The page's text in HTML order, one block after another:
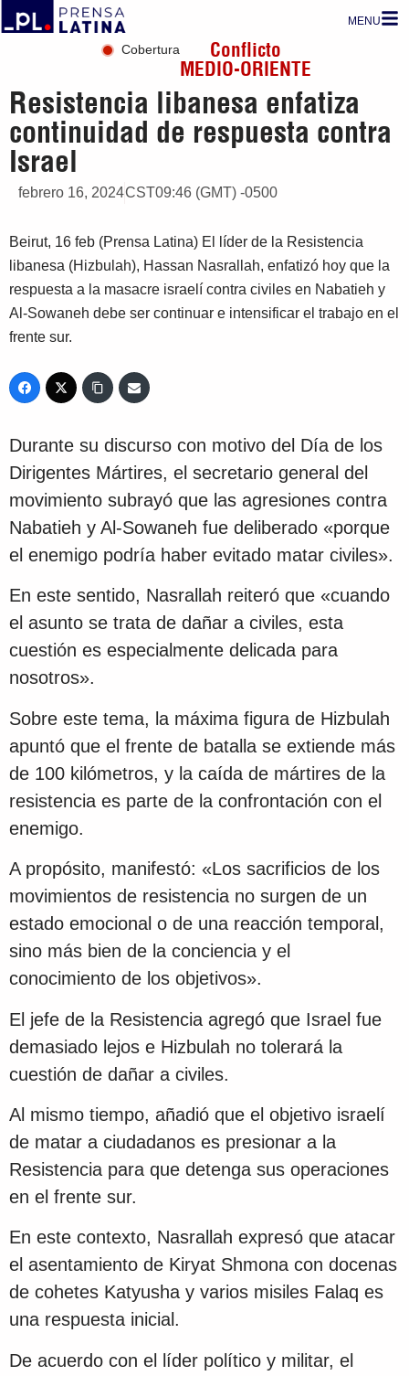
MENU
Cobertura
Conflicto
MEDIO-ORIENTE
Resistencia libanesa enfatiza
continuidad de respuesta contra
Israel
febrero 16, 2024CST09:46 (GMT) -0500
Beirut, 16 feb (Prensa Latina) El líder de la Resistencia
libanesa (Hizbulah), Hassan Nasrallah, enfatizó hoy que la
respuesta a la masacre israelí contra civiles en Nabatieh y
Al-Sowaneh debe ser continuar e intensificar el trabajo en el
frente sur.
Durante su discurso con motivo del Día de los
Dirigentes Mártires, el secretario general del
movimiento subrayó que las agresiones contra
Nabatieh y Al-Sowaneh fue deliberado «porque
el enemigo podría haber evitado matar civiles».
En este sentido, Nasrallah reiteró que «cuando
el asunto se trata de dañar a civiles, esta
cuestión es especialmente delicada para
nosotros».
Sobre este tema, la máxima figura de Hizbulah
apuntó que el frente de batalla se extiende más
de 100 kilómetros, y la caída de mártires de la
resistencia es parte de la confrontación con el
enemigo.
A propósito, manifestó: «Los sacrificios de los
movimientos de resistencia no surgen de un
estado emocional o de una reacción temporal,
sino más bien de la conciencia y el
conocimiento de los objetivos».
El jefe de la Resistencia agregó que Israel fue
demasiado lejos e Hizbulah no tolerará la
cuestión de dañar a civiles.
Al mismo tiempo, añadió que el objetivo israelí
de matar a ciudadanos es presionar a la
Resistencia para que detenga sus operaciones
en el frente sur.
En este contexto, Nasrallah expresó que atacar
el asentamiento de Kiryat Shmona con docenas
de cohetes Katyusha y varios misiles Falaq es
una respuesta inicial.
De acuerdo con el líder político y militar, el